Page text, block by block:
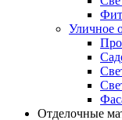
Уличное
Отделочные